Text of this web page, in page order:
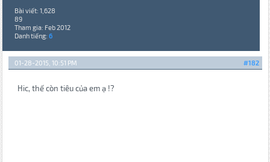
Bài viết: 1,628
89
Tham gia: Feb 2012
Danh tiếng: 6
#182
01-28-2015, 10:51 PM
Hic, thế còn tiêu của em ạ !?